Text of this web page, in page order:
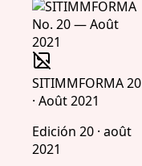
SITIMMFORMA 20
· Août 2021
Edición 20 · août
2021